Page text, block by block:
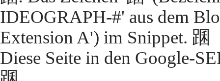
IDEOGRAPH-#' aus dem
Extension A') im Snippet. 䠅
Diese Seite in den Google-